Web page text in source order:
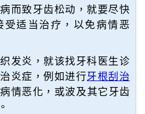
而致牙齿松动，就要尽快
适当治疗，以免病情恶
发炎，就该找牙科医生诊
炎症，例如进行牙根刮治
病情恶化，或波及其它牙齿